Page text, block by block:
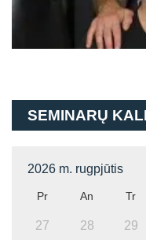
SEMINARŲ
2026 m. rugpjūtis
Pr An Tr
27 28 29